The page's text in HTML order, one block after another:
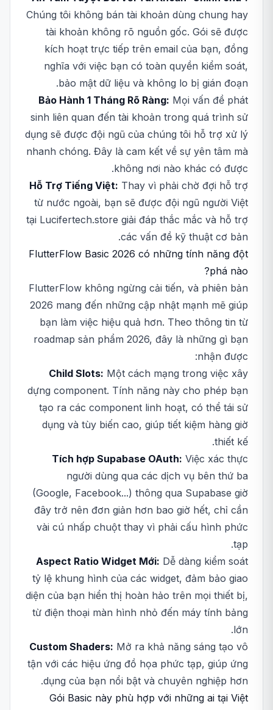
Chúng tôi không bán tài khoản dùng chung hay
tài khoản không rõ nguồn gốc. Gói sẽ được
kích hoạt trực tiếp trên email của bạn, đồng
nghĩa với việc bạn có toàn quyền kiểm soát,
bảo mật dữ liệu và không lo bị gián đoạn.
Bảo Hành 1 Tháng Rõ Ràng: Mọi vấn đề phát
sinh liên quan đến tài khoản trong quá trình sử
dụng sẽ được đội ngũ của chúng tôi hỗ trợ xử lý
nhanh chóng. Đây là cam kết về sự yên tâm mà
không nơi nào khác có được.
Hỗ Trợ Tiếng Việt: Thay vì phải chờ đợi hỗ trợ
từ nước ngoài, bạn sẽ được đội ngũ người Việt
tại Lucifertech.store giải đáp thắc mắc và hỗ trợ
các vấn đề kỹ thuật cơ bản.
FlutterFlow Basic 2026 có những tính năng đột
phá nào?
FlutterFlow không ngừng cải tiến, và phiên bản
2026 mang đến những cập nhật mạnh mẽ giúp
bạn làm việc hiệu quả hơn. Theo thông tin từ
roadmap sản phẩm 2026, đây là những gì bạn
nhận được:
Child Slots: Một cách mạng trong việc xây
dựng component. Tính năng này cho phép bạn
tạo ra các component linh hoạt, có thể tái sử
dụng và tùy biến cao, giúp tiết kiệm hàng giờ
thiết kế.
Tích hợp Supabase OAuth: Việc xác thực
người dùng qua các dịch vụ bên thứ ba
(Google, Facebook...) thông qua Supabase giờ
đây trở nên đơn giản hơn bao giờ hết, chỉ cần
vài cú nhấp chuột thay vì phải cấu hình phức
tạp.
Aspect Ratio Widget Mới: Dễ dàng kiểm soát
tỷ lệ khung hình của các widget, đảm bảo giao
diện của bạn hiển thị hoàn hảo trên mọi thiết bị,
từ điện thoại màn hình nhỏ đến máy tính bảng
lớn.
Custom Shaders: Mở ra khả năng sáng tạo vô
tận với các hiệu ứng đồ họa phức tạp, giúp ứng
dụng của bạn nổi bật và chuyên nghiệp hơn.
Gói Basic này phù hợp với những ai tại Việt